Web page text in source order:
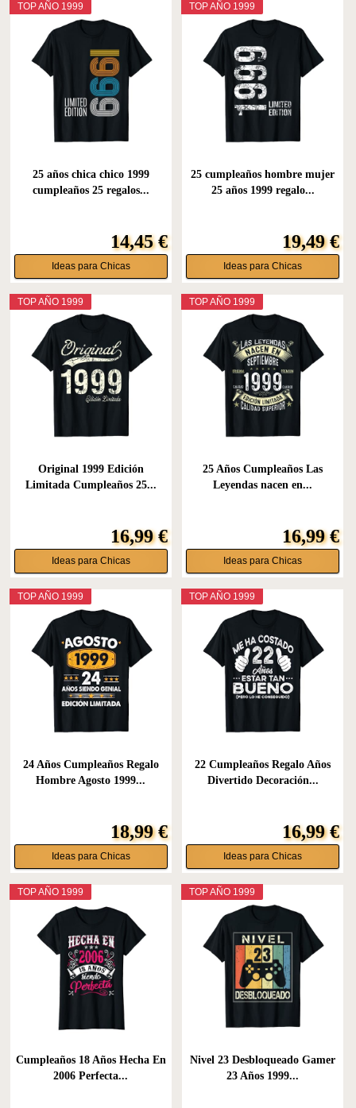
TOP AÑO 1999
25 años chica chico 1999
cumpleaños 25 regalos...
14,45 €
Ideas para Chicas
TOP AÑO 1999
25 cumpleaños hombre mujer
25 años 1999 regalo...
19,49 €
Ideas para Chicas
TOP AÑO 1999
Original 1999 Edición
Limitada Cumpleaños 25...
16,99 €
Ideas para Chicas
TOP AÑO 1999
25 Años Cumpleaños Las
Leyendas nacen en...
16,99 €
Ideas para Chicas
TOP AÑO 1999
24 Años Cumpleaños Regalo
Hombre Agosto 1999...
18,99 €
Ideas para Chicas
TOP AÑO 1999
22 Cumpleaños Regalo Años
Divertido Decoración...
16,99 €
Ideas para Chicas
TOP AÑO 1999
Cumpleaños 18 Años Hecha En
2006 Perfecta...
TOP AÑO 1999
Nivel 23 Desbloqueado Gamer
23 Años 1999...